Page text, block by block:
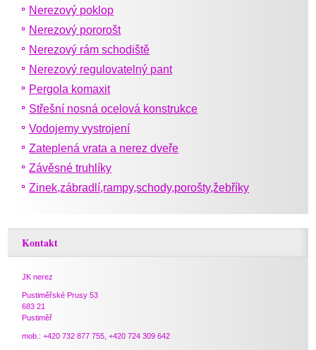
Nerezový poklop
Nerezový pororošt
Nerezový rám schodiště
Nerezový regulovatelný pant
Pergola komaxit
Střešní nosná ocelová konstrukce
Vodojemy vystrojení
Zateplená vrata a nerez dveře
Závěsné truhlíky
Zinek,zábradlí,rampy,schody,porošty,žebříky
Kontakt
JK nerez
Pustiměřské Prusy 53
683 21
Pustiměř
mob.: +420 732 877 755, +420 724 309 642